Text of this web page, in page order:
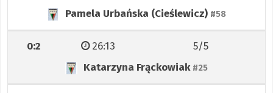
Pamela Urbańska (Cieślewicz) #58
0:2
Katarzyna Frąckowiak #25
5/5
26:13